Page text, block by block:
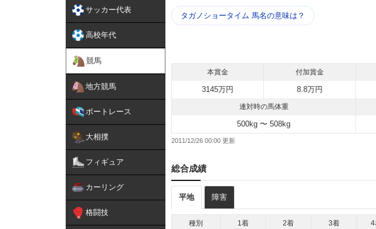
サッカー代表
高校年代
競馬
地方競馬
ボートレース
大相撲
フィギュア
カーリング
格闘技
タガノショータイム 馬名の意味は？
本賞金 付加賞金
3145万円 8.8万円
連対時の馬体重
500kg 〜 508kg
2011/12/26 00:00
総合成績
平地 障害
種別 1着 2着 3着 4